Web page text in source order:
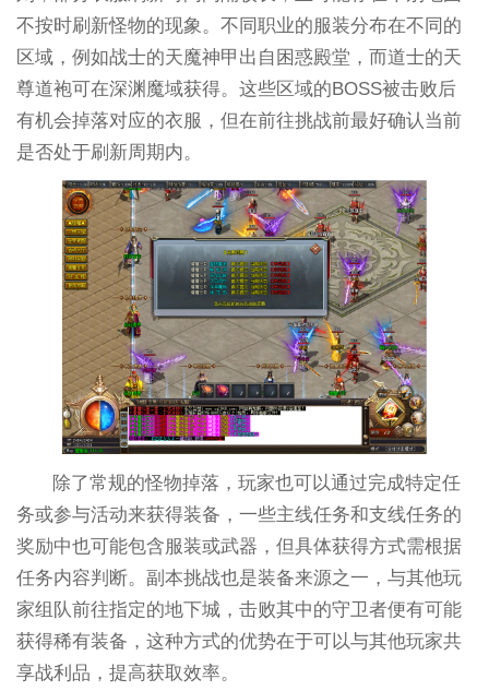
不按时刷新怪物的现象。不同职业的服装分布在不同的
区域，例如战士的天魔神甲出自困惑殿堂，而道士的天
尊道袍可在深渊魔域获得。这些区域的BOSS被击败后
有机会掉落对应的衣服，但在前往挑战前最好确认当前
是否处于刷新周期内。
除了常规的怪物掉落，玩家也可以通过完成特定任
务或参与活动来获得装备，一些主线任务和支线任务的
奖励中也可能包含服装或武器，但具体获得方式需根据
任务内容判断。副本挑战也是装备来源之一，与其他玩
家组队前往指定的地下城，击败其中的守卫者便有可能
获得稀有装备，这种方式的优势在于可以与其他玩家共
享战利品，提高获取效率。